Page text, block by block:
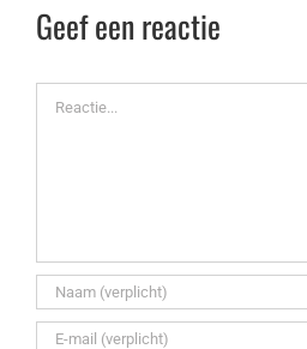
Geef een reactie